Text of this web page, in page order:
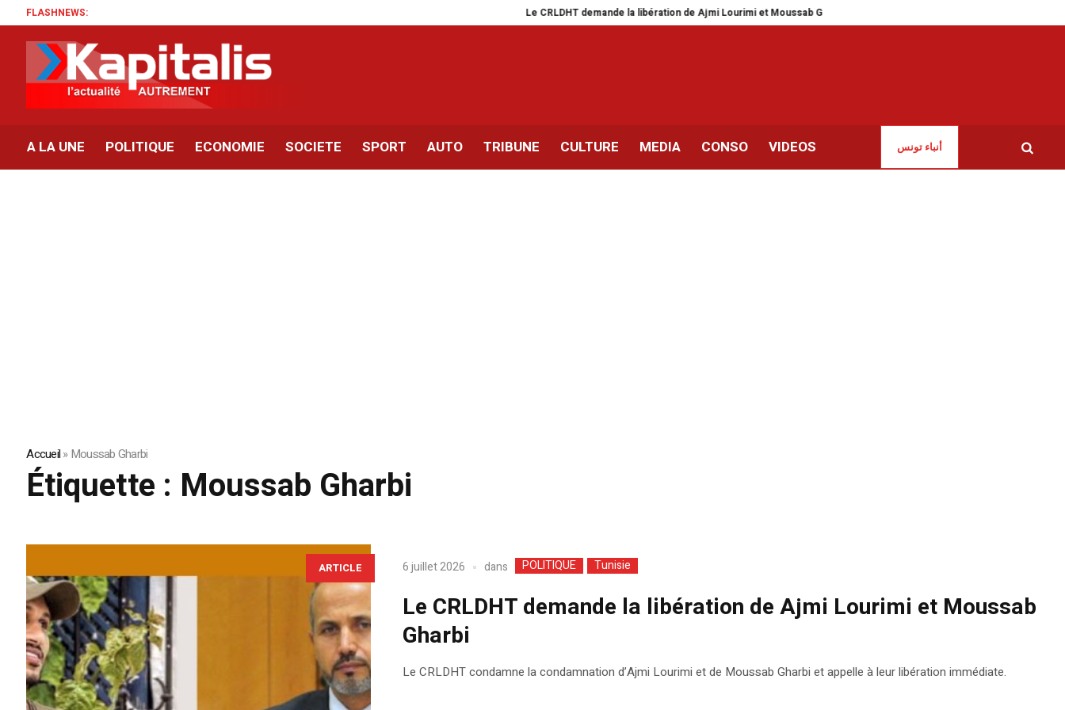
FLASHNEWS: Le CRLDHT demande la libération de Ajmi Lourimi et Moussab Gharbi
A LA UNE POLITIQUE ECONOMIE SOCIETE SPORT AUTO TRIBUNE CULTURE MEDIA CONSO VIDEOS أنباء تونس
Accueil»Moussab Gharbi
Étiquette : Moussab Gharbi
ARTICLE 6 juillet 2026 dans POLITIQUE Tunisie
Le CRLDHT demande la libération de Ajmi Lourimi et Moussab
Gharbi
Le CRLDHT condamne la condamnation d’Ajmi Lourimi et de Moussab Gharbi et appelle à leur libération immédiate.